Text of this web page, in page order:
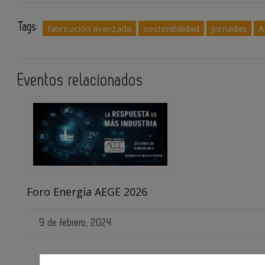
Tags: fabricación avanzada sostenibilidad jornadas
Eventos relacionados
Foro Energía AEGE 2026
9 de febrero, 2024